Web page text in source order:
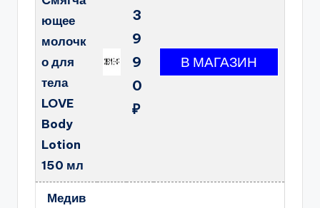
ющее
молочк
о для
тела
LOVE
Body
Lotion
150 мл
3
9
9
0
₽
Медив